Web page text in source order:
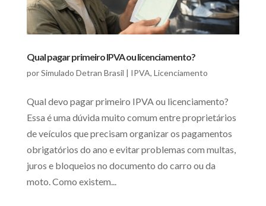
Qual pagar primeiro IPVA ou licenciamento?
porSimulado Detran Brasil | IPVA, Licenciamento
Qual devo pagar primeiro IPVA ou licenciamento?
Essa é uma dúvida muito comum entre proprietários
de veículos que precisam organizar os pagamentos
obrigatórios do ano e evitar problemas com multas,
juros e bloqueios no documento do carro ou da
moto. Como existem...